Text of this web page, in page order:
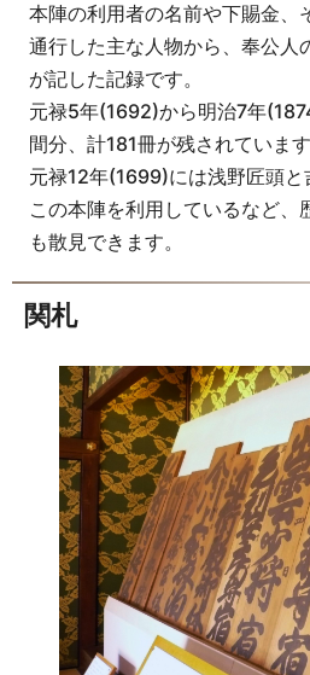
本陣の利用者の名前や下賜金、
通行した主な人物から、奉公人
が記した記録です。
元禄5年(1692)から明治7年
間分、計181冊が残されています
元禄12年(1699)には浅野匠頭
この本陣を利用しているなど、
も散見できます。
関札